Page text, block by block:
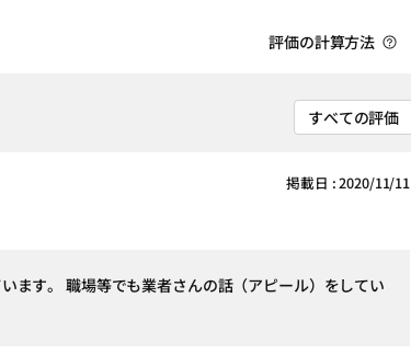
評価の計算方法
掲載日 : 2020/11/11
ます。 職場等でも業者さんの話（アピール）をしてい